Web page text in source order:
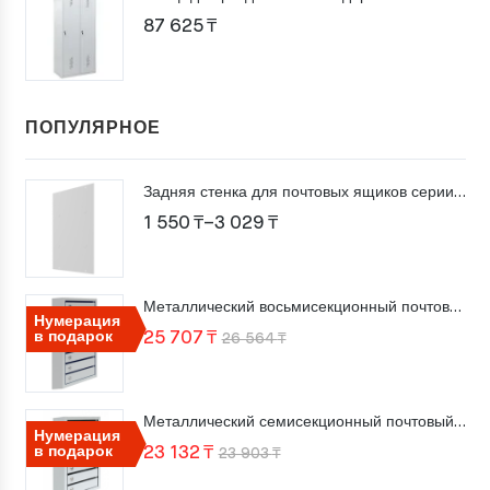
87 625₸
ПОПУЛЯРНОЕ
Задняя стенка для почтовых ящиков серии ПМ
1 550 ₸–3 029 ₸Диапазон
550 ₸
–
Нумерация
в подарок
Металлический восьмисекционный почтовый ящик ПМ-8
26 564₸Первоначальная
26
25 707 ₸
Текущая
707 ₸.
Нумерация
в подарок
Металлический семисекционный почтовый ящик ПМ-7
23 903₸Первоначальная
23 132 ₸
Текущая